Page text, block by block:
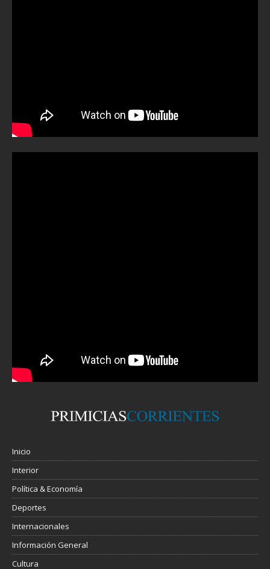
Inicio
Interior
Política & Economía
Deportes
Internacionales
Información General
Cultura